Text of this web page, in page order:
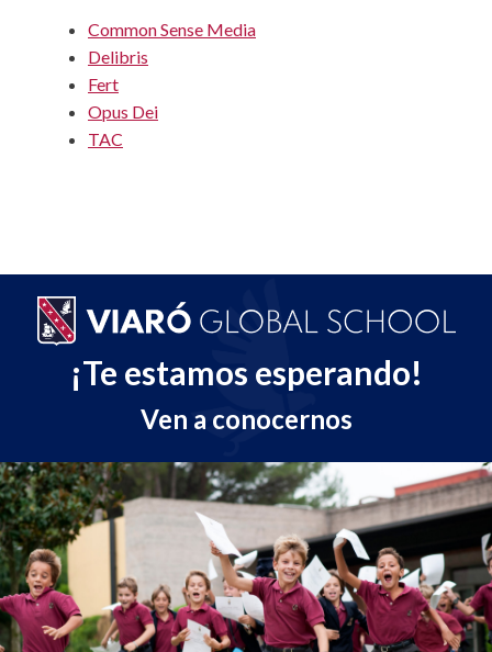
Common Sense Media
Delibris
Fert
Opus Dei
TAC
¡Te estamos esperando!
Ven a conocernos